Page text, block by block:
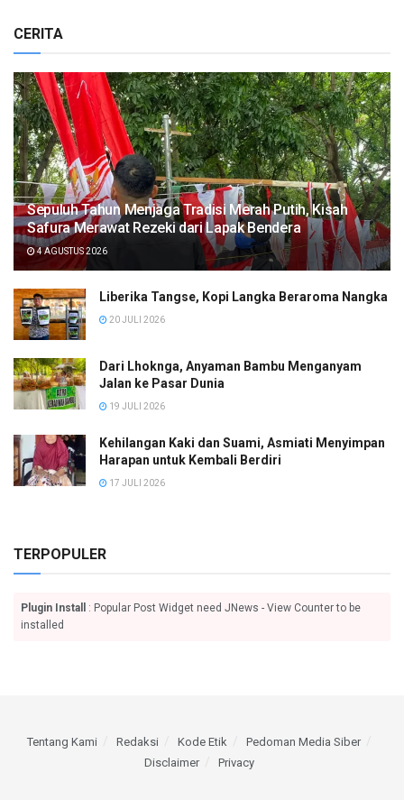
CERITA
Sepuluh Tahun Menjaga Tradisi Merah Putih, Kisah
Safura Merawat Rezeki dari Lapak Bendera
4 AGUSTUS 2026
Liberika Tangse, Kopi Langka Beraroma Nangka
20 JULI 2026
Dari Lhoknga, Anyaman Bambu Menganyam
Jalan ke Pasar Dunia
19 JULI 2026
Kehilangan Kaki dan Suami, Asmiati Menyimpan
Harapan untuk Kembali Berdiri
17 JULI 2026
TERPOPULER
Plugin Install
: Popular Post Widget need JNews - View Counter to be
installed
Tentang Kami Redaksi Kode Etik
Pedoman Media Siber
Disclaimer
Privacy